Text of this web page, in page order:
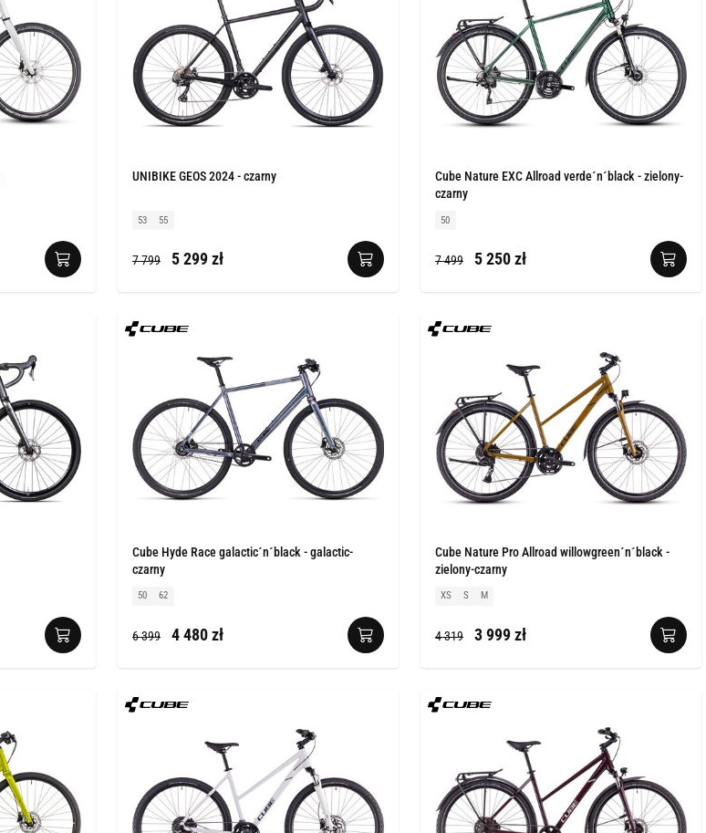
UNIBIKE GEOS 2024 - czarny
53 55
7 799 5 299 zł
Cube Nature EXC Allroad verde´n´black - zielony-
czarny
50
7 499 5 250 zł
Cube Hyde Race galactic´n´black - galactic-
czarny
50 62
6 399 4 480 zł
Cube Nature Pro Allroad willowgreen´n´black -
zielony-czarny
XS S M
4 319 3 999 zł